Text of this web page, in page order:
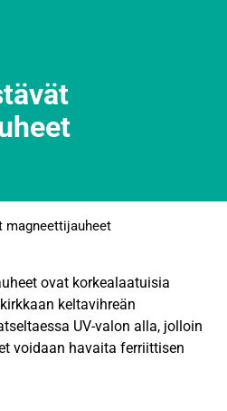
magneettijauheet
ovat korkealaatuisia
keltavihreän
UV-valon alla, jolloin
voidaan havaita ferriittisen